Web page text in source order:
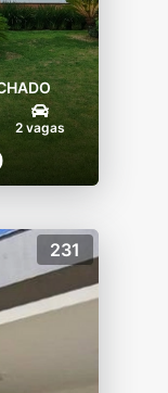
2 vagas
231